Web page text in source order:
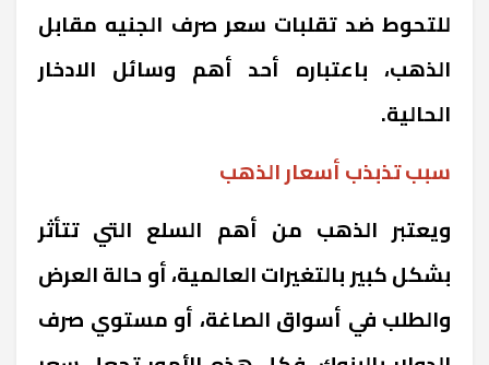
للتحوط ضد تقلبات سعر صرف الجنيه مقابل
الذهب، باعتباره أحد أهم وسائل الادخار
الحالية.
سبب تذبذب أسعار الذهب
ويعتبر الذهب من أهم السلع التي تتأثر
بشكل كبير بالتغيرات العالمية، أو حالة العرض
والطلب في أسواق الصاغة، أو مستوي صرف